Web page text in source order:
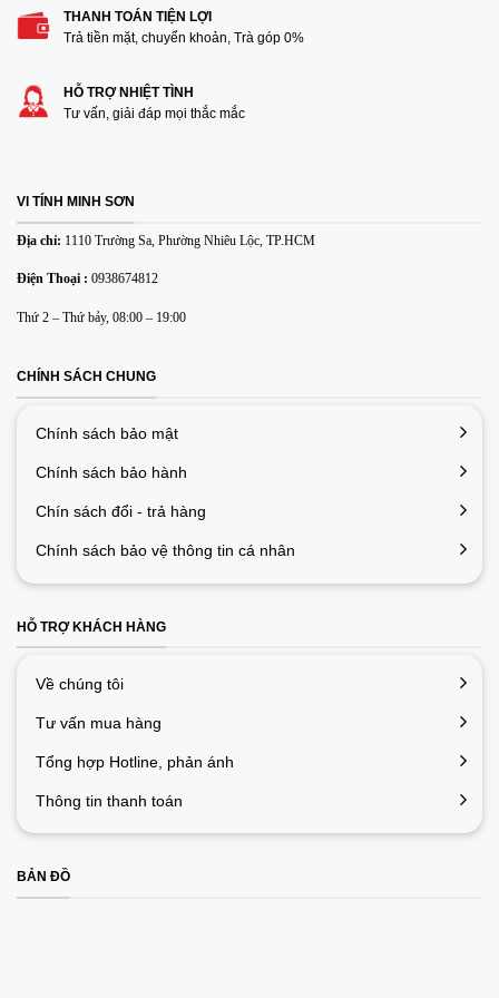
Thêm ảnh đánh giá
Các định dạng ảnh được chấp nhận: jpg,png.
Email*
cho lần bình luận kế tiếp của tôi.
THANH TOÁN TIỆN LỢI
Trả tiền mặt, chuyển khoản, Trà góp 0%
HỖ TRỢ NHIỆT TÌNH
Tư vấn, giải đáp mọi thắc mắc
VI TÍNH MINH SƠN
Địa chỉ: 1110 Trường Sa, Phường Nhiêu Lộc, TP.HCM
Điện Thoại : 0938674812
Thứ 2 – Thứ bảy, 08:00 – 19:00
CHÍNH SÁCH CHUNG
Chính sách bảo mật
Chính sách bảo hành
Chín sách đổi - trả hàng
Chính sách bảo vệ thông tin cá nhân
HỖ TRỢ KHÁCH HÀNG
Về chúng tôi
Tư vấn mua hàng
Tổng hợp Hotline, phản ánh
Thông tin thanh toán
BẢN ĐỒ